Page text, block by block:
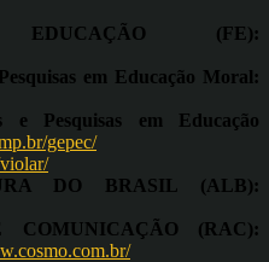
(FE):
em Educação Moral:
Pesquisas em Educação
gepec/
DO BRASIL (ALB):
COMUNICAÇÃO (RAC):